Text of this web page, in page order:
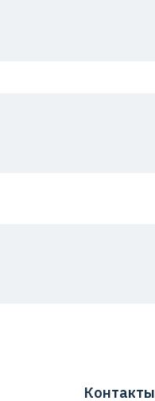
Контакты